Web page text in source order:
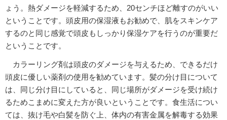
ょう。熱ダメージを軽減するため、20センチほど離すのがいい
ということです。頭皮用の保湿液もお勧めで、肌をスキンケア
するのと同じ感覚で頭皮もしっかり保湿ケアを行うのが重要だ
ということです。
カラーリング剤は頭皮のダメージを与えるため、できるだけ
頭皮に優しい薬剤の使用を勧めています。髪の分け目について
は、同じ分け目にしていると、同じ場所がダメージを受け続け
るためこまめに変えた方が良いということです。食生活につい
ては、抜け毛や白髪を防ぐ上、体内の有害金属を解毒する効果